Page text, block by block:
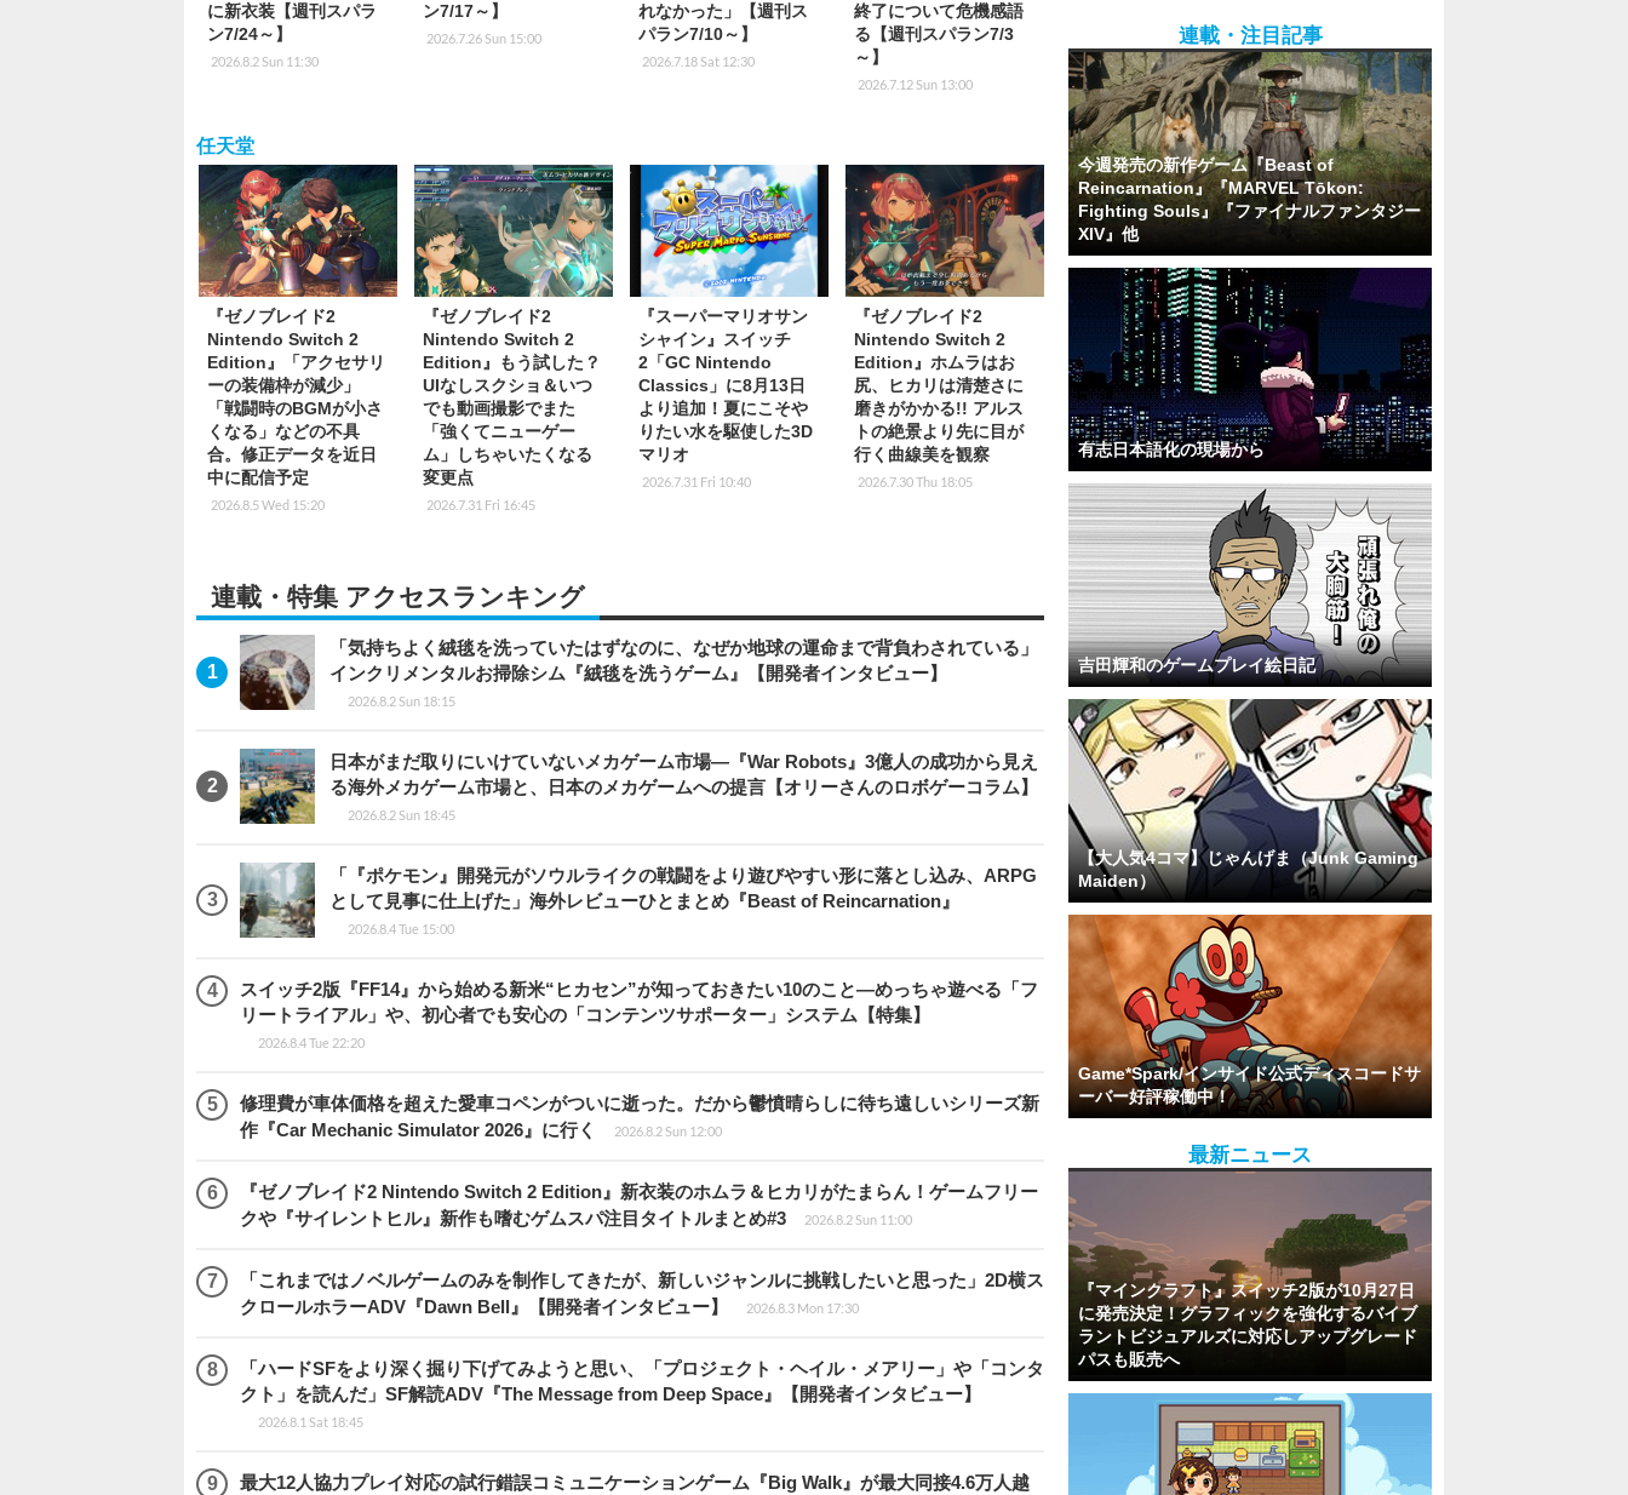
に新衣装【週刊スパラ
ン7/24～】
2026.8.2 Sun 11:30
ン7/17～】
2026.7.26 Sun 15:00
れなかった」【週刊ス
パラン7/10～】
2026.7.18 Sat 12:30
終了について危機感語
る【週刊スパラン7/3
～】
2026.7.12 Sun 13:00
任天堂
『ゼノブレイド2
Nintendo Switch 2
Edition』「アクセサリ
ーの装備枠が減少」
「戦闘時のBGMが小さ
くなる」などの不具
合。修正データを近日
中に配信予定
2026.8.5 Wed 15:20
『ゼノブレイド2
Nintendo Switch 2
Edition』もう試した？
UIなしスクショ＆いつ
でも動画撮影でまた
「強くてニューゲー
ム」しちゃいたくなる
変更点
2026.7.31 Fri 16:45
『スーパーマリオサン
シャイン』スイッチ
2「GC Nintendo
Classics」に8月13日
より追加！夏にこそや
りたい水を駆使した3D
マリオ
2026.7.31 Fri 10:40
『ゼノブレイド2
Nintendo Switch 2
Edition』ホムラはお
尻、ヒカリは清楚さに
磨きがかかる!! アルス
トの絶景より先に目が
行く曲線美を観察
2026.7.30 Thu 18:05
連載・特集 アクセスランキング
「気持ちよく絨毯を洗っていたはずなのに、なぜか地球の運命まで背負わされている」
インクリメンタルお掃除シム『絨毯を洗うゲーム』【開発者インタビュー】
2026.8.2 Sun 18:15
日本がまだ取りにいけていないメカゲーム市場―『War Robots』3億人の成功から見え
る海外メカゲーム市場と、日本のメカゲームへの提言【オリーさんのロボゲーコラム】
2026.8.2 Sun 18:45
「『ポケモン』開発元がソウルライクの戦闘をより遊びやすい形に落とし込み、ARPG
として見事に仕上げた」海外レビューひとまとめ『Beast of Reincarnation』
2026.8.4 Tue 15:00
スイッチ2版『FF14』から始める新米“ヒカセン”が知っておきたい10のこと―めっちゃ遊べる「フ
リートライアル」や、初心者でも安心の「コンテンツサポーター」システム【特集】
2026.8.4 Tue 22:20
修理費が車体価格を超えた愛車コペンがついに逝った。だから鬱憤晴らしに待ち遠しいシリーズ新
作『Car Mechanic Simulator 2026』に行く
2026.8.2 Sun 12:00
『ゼノブレイド2 Nintendo Switch 2 Edition』新衣装のホムラ＆ヒカリがたまらん！ゲームフリー
クや『サイレントヒル』新作も嗜むゲムスパ注目タイトルまとめ#3
2026.8.2 Sun 11:00
「これまではノベルゲームのみを制作してきたが、新しいジャンルに挑戦したいと思った」2D横ス
クロールホラーADV『Dawn Bell』【開発者インタビュー】
2026.8.3 Mon 17:30
「ハードSFをより深く掘り下げてみようと思い、「プロジェクト・ヘイル・メアリー」や「コンタ
クト」を読んだ」SF解読ADV『The Message from Deep Space』【開発者インタビュー】
2026.8.1 Sat 18:45
最大12人協力プレイ対応の試行錯誤コミュニケーションゲーム『Big Walk』が最大同接4.6万人越
連載・注目記事
今週発売の新作ゲーム『Beast of
Reincarnation』『MARVEL Tōkon:
Fighting Souls』『ファイナルファンタジー
XIV』他
有志日本語化の現場から
吉田輝和のゲームプレイ絵日記
【大人気4コマ】じゃんげま（Junk Gaming
Maiden）
Game*Spark/インサイド公式ディスコードサ
ーバー好評稼働中！
最新ニュース
『マインクラフト』スイッチ2版が10月27日
に発売決定！グラフィックを強化するバイブ
ラントビジュアルズに対応しアップグレード
パスも販売へ